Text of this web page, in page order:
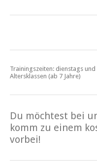
Trainingszeiten: dienstags
Altersklassen (ab 7 Jahre)
Du möchtest bei
komm zu einem
vorbei!